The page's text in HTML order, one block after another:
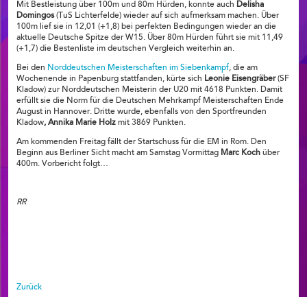
Mit Bestleistung über 100m und 80m Hürden, konnte auch Delisha
Domingos(TuS Lichterfelde) wieder auf sich aufmerksam machen. Über
100m lief sie in 12,01 (+1,8) bei perfekten Bedingungen wieder an die
aktuelle Deutsche Spitze der W15. Über 80m Hürden führt sie mit 11,49
(+1,7) die Bestenliste im deutschen Vergleich weiterhin an.
Bei den Norddeutschen Meisterschaften im Siebenkampf, die am
Wochenende in Papenburg stattfanden, kürte sich Leonie Eisengräber(SF
Kladow) zur Norddeutschen Meisterin der U20 mit 4618 Punkten. Damit
erfüllt sie die Norm für die Deutschen Mehrkampf Meisterschaften Ende
August in Hannover. Dritte wurde, ebenfalls von den Sportfreunden
Kladow, Annika Marie Holz mit 3869 Punkten.
Am kommenden Freitag fällt der Startschuss für die EM in Rom. Den
Beginn aus Berliner Sicht macht am Samstag Vormittag Marc Koch über
400m. Vorbericht folgt…
RR
Zurück